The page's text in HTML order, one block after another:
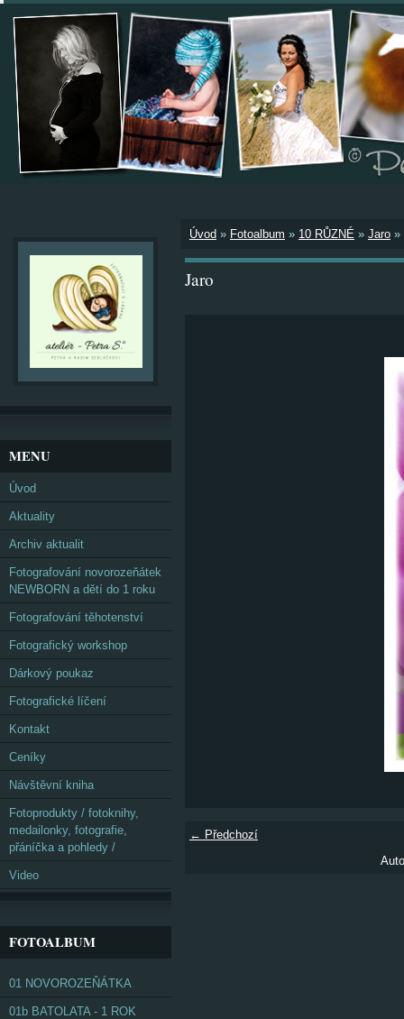
Úvod » Fotoalbum » 10 RŮZNÉ » Jaro »
Jaro
← Předchozí
MENU
Úvod
Aktuality
Archiv aktualit
Fotografování novorozeňátek
NEWBORN a dětí do 1 roku
Fotografování těhotenství
Fotografický workshop
Dárkový poukaz
Fotografické líčení
Kontakt
Ceníky
Návštěvní kniha
Fotoprodukty / fotoknihy,
medailonky, fotografie,
přáníčka a pohledy /
Video
FOTOALBUM
01 NOVOROZEŇÁTKA
01b BATOLATA - 1 ROK